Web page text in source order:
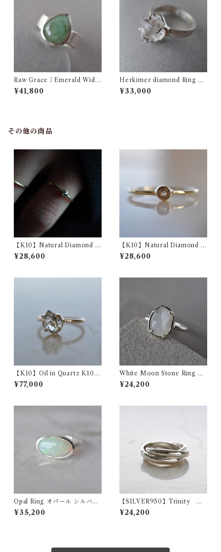
Raw Grace｜Emerald Wide
Ring エメラルド シルバー
ワイドリング
¥41,800
Herkimer diamond Ring ハ
ーキマーダイヤモンド シルバ
ーリング
¥33,000
その他の商品
【K10】Natural Diamond ‎P
inky Ring ナチュラルダイヤ
モンド ピンキーリング 4号
¥28,600
【K10】Natural Diamond ‎P
inky Ring ナチュラルダイヤ
モンド ピンキーリング 2号
¥28,600
【K10】Oil in Quartz K10Y
G Ring オイルインクォーツ
リング
¥77,000
White Moon Stone Ring ホ
ワイトムーンストーン シルバ
ーリング
¥24,200
Opal Ring オパール シルバー
リング
¥35,200
【SILVER950】Trinity ト
リニティデザイン シルバー3
連リング
¥24,200